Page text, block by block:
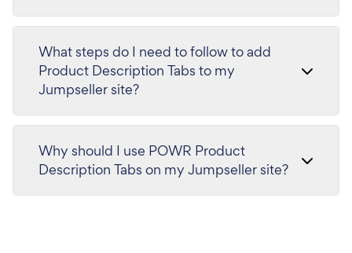
What steps do I need to follow to add
Product Description Tabs to my
Jumpseller site?
Why should I use POWR Product
Description Tabs on my Jumpseller site?